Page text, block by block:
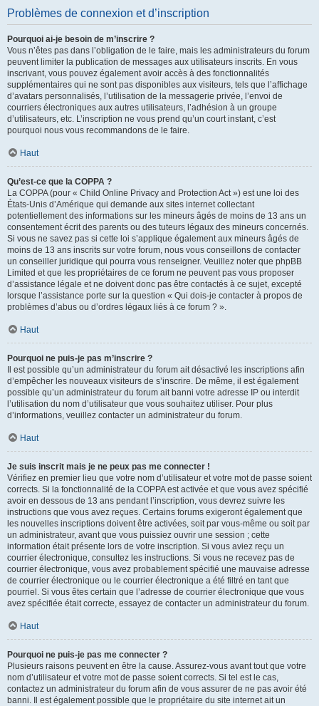
Problèmes de connexion et d’inscription
Pourquoi ai-je besoin de m’inscrire ?
Vous n’êtes pas dans l’obligation de le faire, mais les administrateurs du forum
peuvent limiter la publication de messages aux utilisateurs inscrits. En vous
inscrivant, vous pouvez également avoir accès à des fonctionnalités
supplémentaires qui ne sont pas disponibles aux visiteurs, tels que l’affichage
d’avatars personnalisés, l’utilisation de la messagerie privée, l’envoi de
courriers électroniques aux autres utilisateurs, l’adhésion à un groupe
d’utilisateurs, etc. L’inscription ne vous prend qu’un court instant, c’est
pourquoi nous vous recommandons de le faire.
Haut
Qu’est-ce que la COPPA ?
La COPPA (pour « Child Online Privacy and Protection Act ») est une loi des
États-Unis d’Amérique qui demande aux sites internet collectant
potentiellement des informations sur les mineurs âgés de moins de 13 ans un
consentement écrit des parents ou des tuteurs légaux des mineurs concernés.
Si vous ne savez pas si cette loi s’applique également aux mineurs âgés de
moins de 13 ans inscrits sur votre forum, nous vous conseillons de contacter
un conseiller juridique qui pourra vous renseigner. Veuillez noter que phpBB
Limited et que les propriétaires de ce forum ne peuvent pas vous proposer
d’assistance légale et ne doivent donc pas être contactés à ce sujet, excepté
lorsque l’assistance porte sur la question « Qui dois-je contacter à propos de
problèmes d’abus ou d’ordres légaux liés à ce forum ? ».
Haut
Pourquoi ne puis-je pas m’inscrire ?
Il est possible qu’un administrateur du forum ait désactivé les inscriptions afin
d’empêcher les nouveaux visiteurs de s’inscrire. De même, il est également
possible qu’un administrateur du forum ait banni votre adresse IP ou interdit
l’utilisation du nom d’utilisateur que vous souhaitez utiliser. Pour plus
d’informations, veuillez contacter un administrateur du forum.
Haut
Je suis inscrit mais je ne peux pas me connecter !
Vérifiez en premier lieu que votre nom d’utilisateur et votre mot de passe soient
corrects. Si la fonctionnalité de la COPPA est activée et que vous avez spécifié
avoir en dessous de 13 ans pendant l’inscription, vous devrez suivre les
instructions que vous avez reçues. Certains forums exigeront également que
les nouvelles inscriptions doivent être activées, soit par vous-même ou soit par
un administrateur, avant que vous puissiez ouvrir une session ; cette
information était présente lors de votre inscription. Si vous aviez reçu un
courrier électronique, consultez les instructions. Si vous ne recevez pas de
courrier électronique, vous avez probablement spécifié une mauvaise adresse
de courrier électronique ou le courrier électronique a été filtré en tant que
pourriel. Si vous êtes certain que l’adresse de courrier électronique que vous
avez spécifiée était correcte, essayez de contacter un administrateur du forum.
Haut
Pourquoi ne puis-je pas me connecter ?
Plusieurs raisons peuvent en être la cause. Assurez-vous avant tout que votre
nom d’utilisateur et votre mot de passe soient corrects. Si tel est le cas,
contactez un administrateur du forum afin de vous assurer de ne pas avoir été
banni. Il est également possible que le propriétaire du site internet ait un